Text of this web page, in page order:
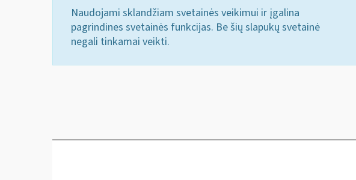
Naudojami sklandžiam svetainės veikimui ir įgalina
pagrindines svetainės funkcijas. Be šių slapukų svetainė
negali tinkamai veikti.